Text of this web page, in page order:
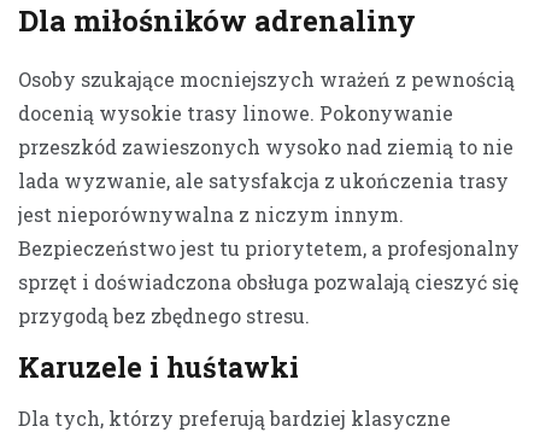
Dla miłośników adrenaliny
Osoby szukające mocniejszych wrażeń z pewnością
docenią wysokie trasy linowe. Pokonywanie
przeszkód zawieszonych wysoko nad ziemią to nie
lada wyzwanie, ale satysfakcja z ukończenia trasy
jest nieporównywalna z niczym innym.
Bezpieczeństwo jest tu priorytetem, a profesjonalny
sprzęt i doświadczona obsługa pozwalają cieszyć się
przygodą bez zbędnego stresu.
Karuzele i huśtawki
Dla tych, którzy preferują bardziej klasyczne